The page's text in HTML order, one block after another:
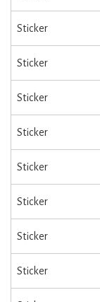
Sticker
Sticker
Sticker
Sticker
Sticker
Sticker
Sticker
Sticker